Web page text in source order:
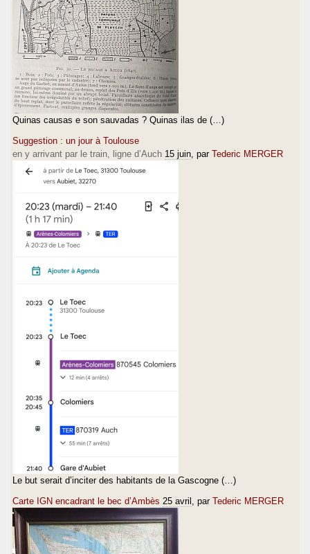
Quinas causas e son sauvadas ? Quinas ilas de (…)
Suggestion : un jour à Toulouse
en y arrivant par le train, ligne d’Auch 15 juin , par Tederic MERGER
Le but serait d’inciter des habitants de la Gascogne (…)
Carte IGN encadrant le bec d’Ambès 25 avril , par Tederic MERGER